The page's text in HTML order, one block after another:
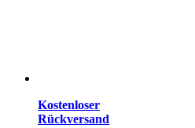
Kostenloser
Rückversand